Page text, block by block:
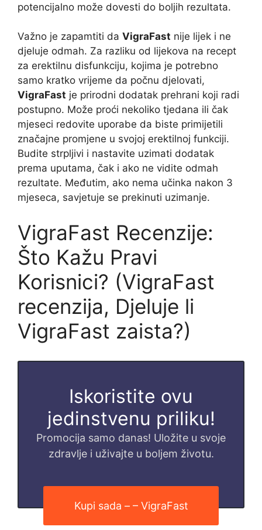
potencijalno može dovesti do boljih rezultata.
Važno je zapamtiti da VigraFast nije lijek i ne
djeluje odmah. Za razliku od lijekova na recept
za erektilnu disfunkciju, kojima je potrebno
samo kratko vrijeme da počnu djelovati,
VigraFast je prirodni dodatak prehrani koji radi
postupno. Može proći nekoliko tjedana ili čak
mjeseci redovite uporabe da biste primijetili
značajne promjene u svojoj erektilnoj funkciji.
Budite strpljivi i nastavite uzimati dodatak
prema uputama, čak i ako ne vidite odmah
rezultate. Međutim, ako nema učinka nakon 3
mjeseca, savjetuje se prekinuti uzimanje.
VigraFast Recenzije:
Što Kažu Pravi
Korisnici? (VigraFast
recenzija, Djeluje li
VigraFast zaista?)
Iskoristite ovu
jedinstvenu priliku!
Promocija samo danas! Uložite u svoje
zdravlje i uživajte u boljem životu.
Kupi sada – – VigraFast